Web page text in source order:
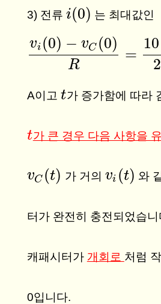
3) 전류 i(0)
i(0) 는 최대값인
vi (0) − vC (0)
R
=
10
vi(0)−vC(0)R=10 −0200
A이고 t
t 가 증가함에 따라
t
t 가 큰 경우 다음 사항을
vC (t)
vC(t) 가 거의 vi (t)
vi( t) 와
터가 완전히 충전되었습
캐패시터가 개회로 처럼
0입니다.